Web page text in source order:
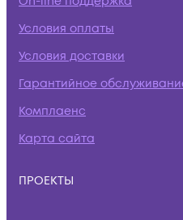
Условия оплаты
Условия доставки
Гарантийное
Комплаенс
Карта сайта
ПРОЕКТЫ